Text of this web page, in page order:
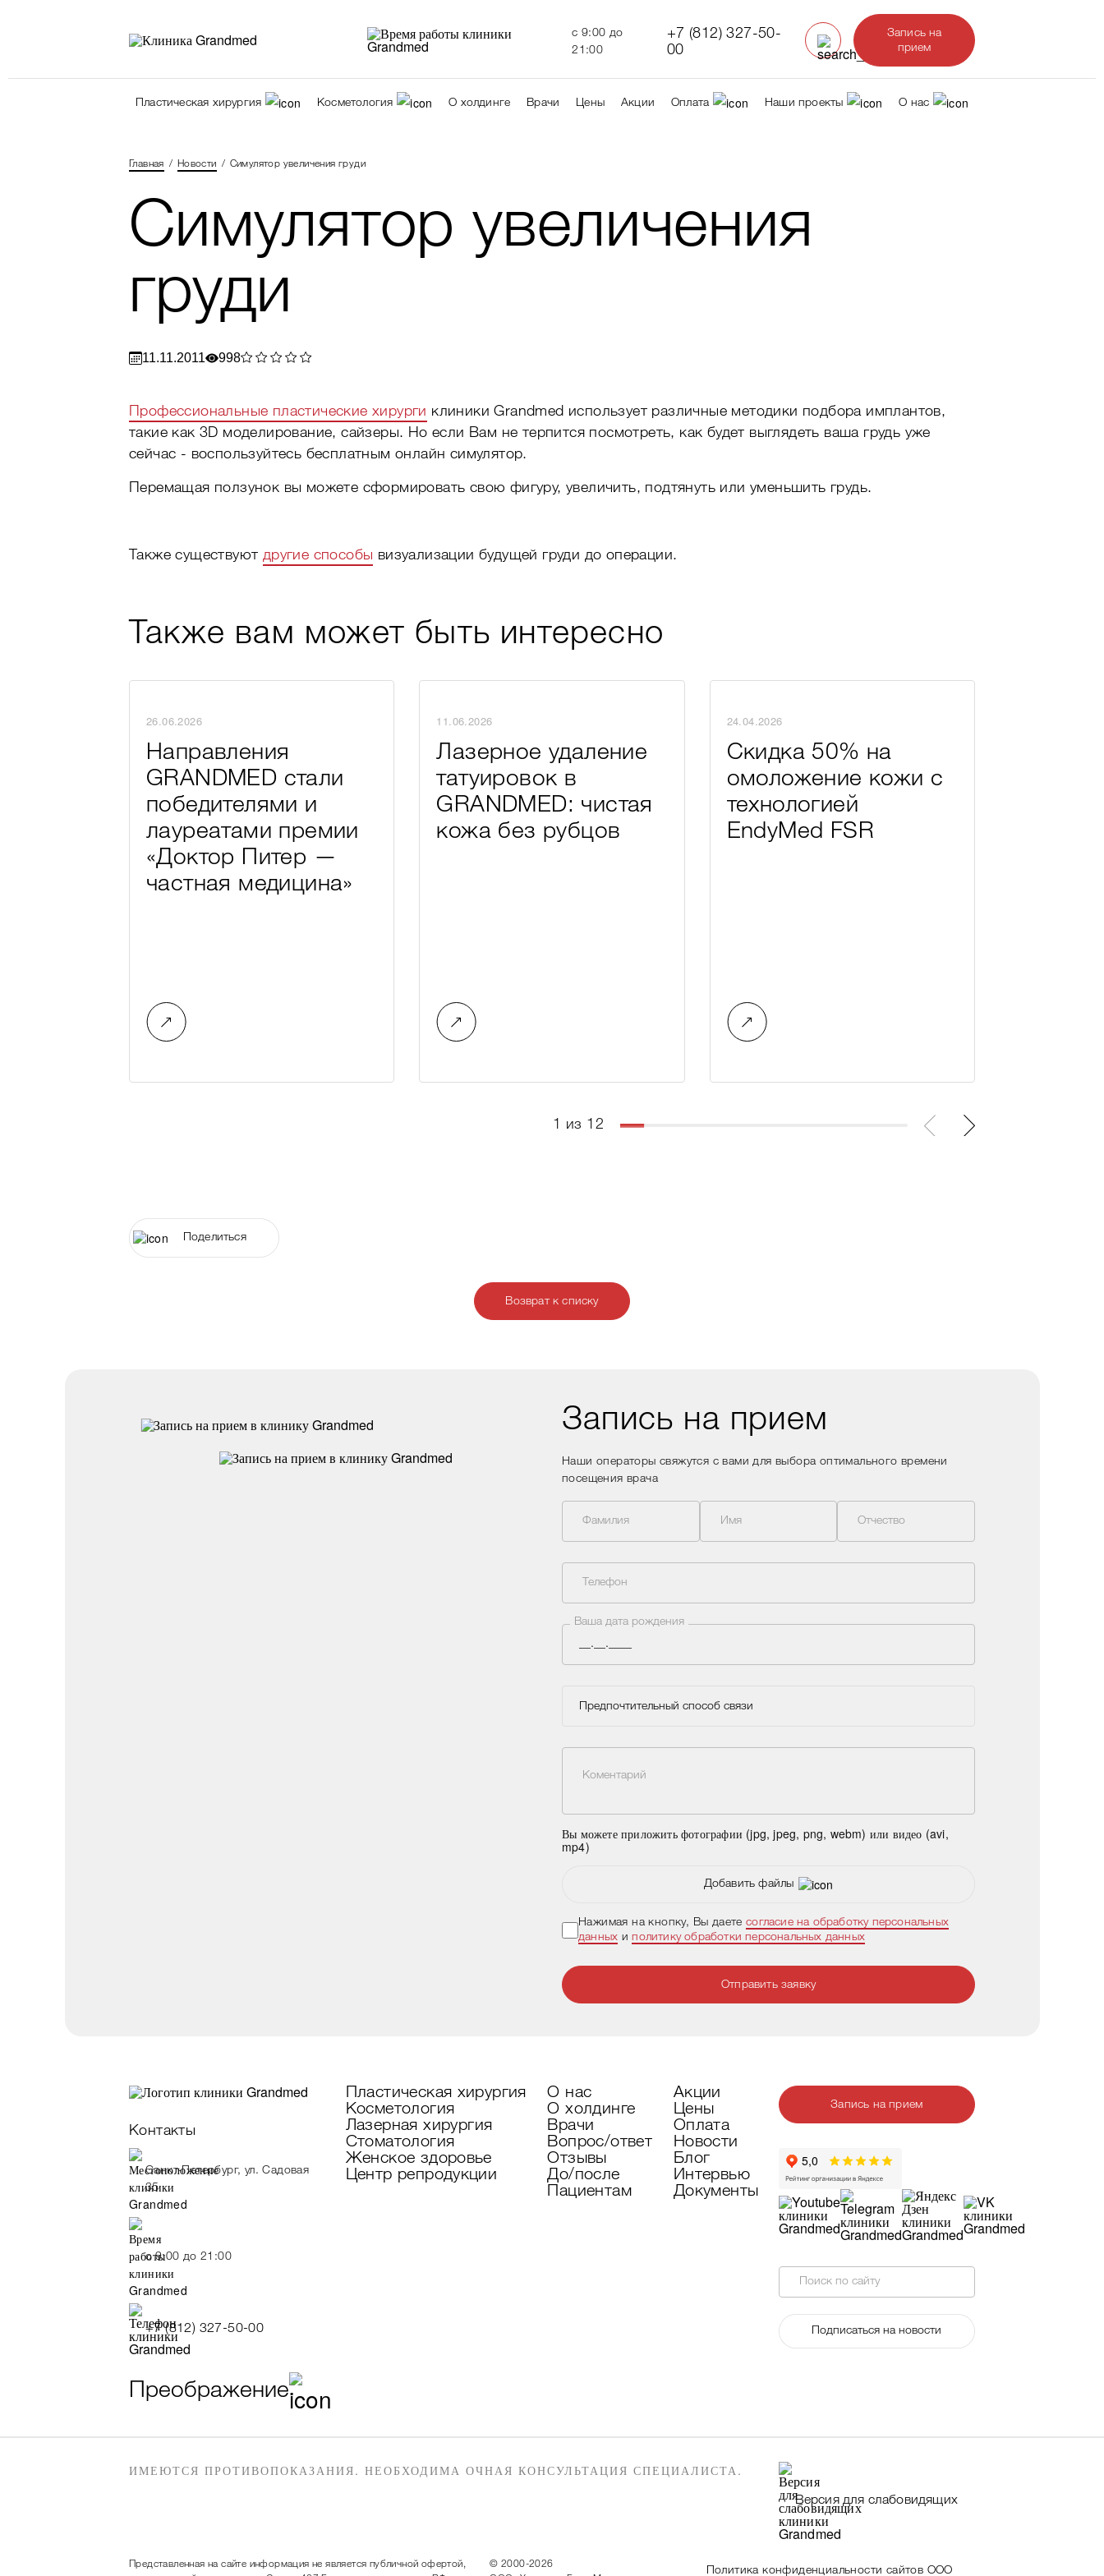
c 9:00 до
21:00
+7 (812) 327-50-
00
Запись на
прием
Пластическая хирургия Косметология О холдинге Врачи Цены Акции Оплата Наши проекты О нас
Главная Новости Симулятор увеличения груди
Симулятор увеличения
груди
11.11.2011 998
Профессиональные пластические хирурги клиники Grandmed использует различные методики подбора имплантов,
такие как 3D моделирование, сайзеры. Но если Вам не терпится посмотреть, как будет выглядеть ваша грудь уже
сейчас - воспользуйтесь бесплатным онлайн симулятор.
Перемащая ползунок вы можете сформировать свою фигуру, увеличить, подтянуть или уменьшить грудь.
Также существуют другие способы визуализации будущей груди до операции.
Также вам может быть интересно
26.06.2026
Направления
GRANDMED стали
победителями и
лауреатами премии
«Доктор Питер —
частная медицина»
11.06.2026
Лазерное удаление
татуировок в
GRANDMED: чистая
кожа без рубцов
24.04.2026
Скидка 50% на
омоложение кожи с
технологией
EndyMed FSR
1 из 12
Поделиться
Возврат к списку
Запись на прием
Наши операторы свяжутся с вами для выбора оптимального времени
посещения врача
Фамилия Имя Отчество
Телефон
Ваша дата рождения
Предпочтительный способ связи
Коментарий
Вы можете приложить фотографии (jpg, jpeg, png, webm) или видео (avi,
mp4)
Добавить файлы
Нажимая на кнопку, Вы даетесогласие на обработку персональных
данных иполитику обработки персональных данных
Отправить заявку
Контакты
Санкт-Петербург, ул. Садовая
35
c 9:00 до 21:00
+7 (812) 327-50-00
Преображение
Пластическая хирургия
Косметология
Лазерная хирургия
Стоматология
Женское здоровье
Центр репродукции
О нас
О холдинге
Врачи
Вопрос/ответ
Отзывы
До/после
Пациентам
Акции
Цены
Оплата
Новости
Блог
Интервью
Документы
Запись на прием
Поиск по сайту
Подписаться на новости
ИМЕЮТСЯ ПРОТИВОПОКАЗАНИЯ. НЕОБХОДИМА ОЧНАЯ КОНСУЛЬТАЦИЯ СПЕЦИАЛИСТА.
Версия для слабовидящих
Представленная на сайте информация не является публичной офертой,
© 2000-2026
Политика конфиденциальности сайтов ООО